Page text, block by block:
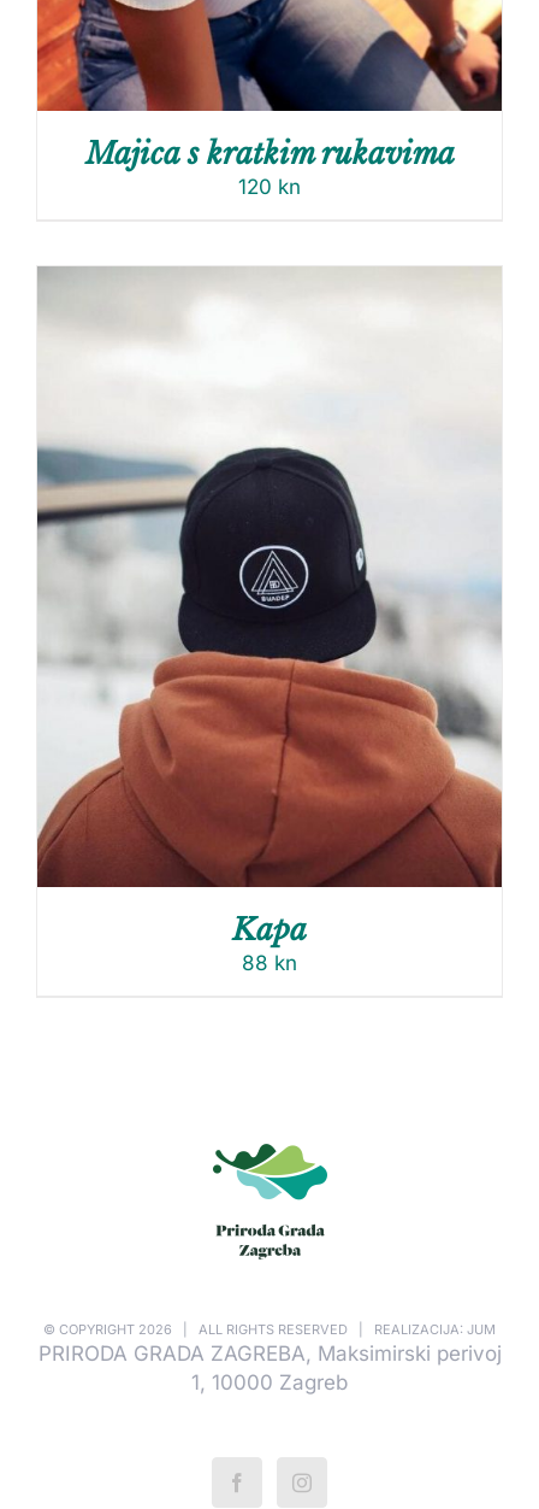
Majica s kratkim rukavima
120 kn
Kapa
88 kn
© COPYRIGHT 2026 | ALL RIGHTS RESERVED | REALIZACIJA: JUM
PRIRODA GRADA ZAGREBA, Maksimirski perivoj
1, 10000 Zagreb